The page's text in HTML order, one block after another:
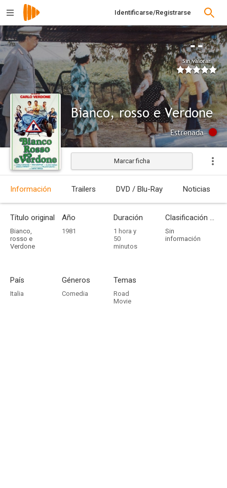
Identificarse/Registrarse
--
Sin valorar
Bianco, rosso e Verdone
Estrenada
Marcar ficha
Información Trailers DVD / Blu-Ray Noticias
Título original
Bianco,
rosso e
Verdone
Año
1981
Duración
1 hora y
50
minutos
Clasificación por edades
Sin
información
País
Italia
Géneros
Comedia
Temas
Road
Movie